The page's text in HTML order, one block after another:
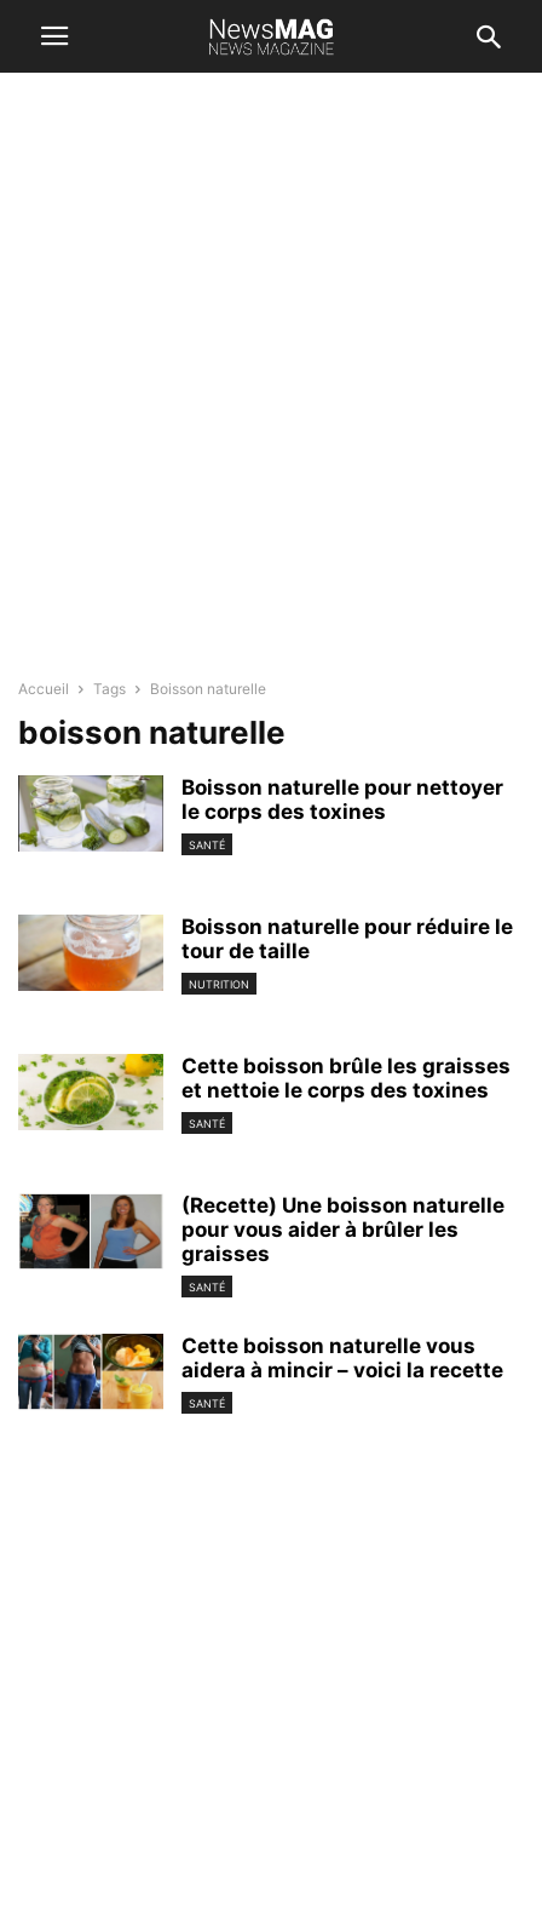
Accueil Tags Boisson naturelle
boisson naturelle
Boisson naturelle pour nettoyer
le corps des toxines
SANTÉ
Boisson naturelle pour réduire le
tour de taille
NUTRITION
Cette boisson brûle les graisses
et nettoie le corps des toxines
SANTÉ
(Recette) Une boisson naturelle
pour vous aider à brûler les
graisses
SANTÉ
Cette boisson naturelle vous
aidera à mincir – voici la recette
SANTÉ